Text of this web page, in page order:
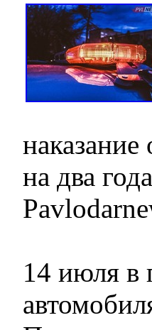
на два
14 июля в